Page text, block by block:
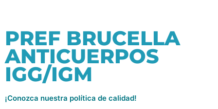
PREF BRUCELLA
ANTICUERPOS
IGG/IGM
¡Conozca nuestra política de calidad!